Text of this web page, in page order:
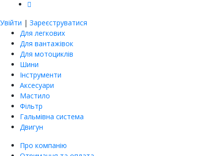
Увійти | Зареєструватися
Для легкових
Для вантажівок
Для мотоциклів
Шини
Інструменти
Аксесуари
Мастило
Фільтр
Гальмівна система
Двигун
Про компанію